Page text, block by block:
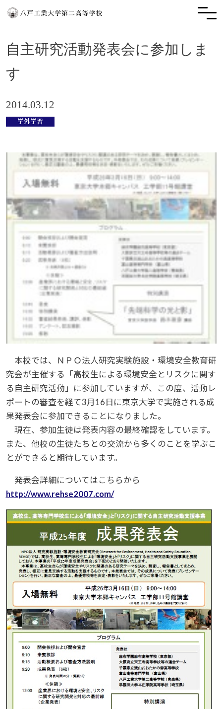
自主研究活動発表会に参加しま
す
2014.03.12
学外学習
本校では、ＮＰＯ法人研究実験施設・環境安全教育研
究会が主催する「高校生による環境安全とリスクに関す
る自主研究活動」に参加していますが、この度、活動レ
ポートの審査を経て3月16日に東京大学で実施される成
果発表会に参加できることになりました。
現在、参加生徒は発表内容の最終確認をしています。
また、他校の生徒たちとの交流から多くのことを学ぶこ
とができると期待しています。
発表会詳細についてはこちらから
http://www.rehse2007.com/